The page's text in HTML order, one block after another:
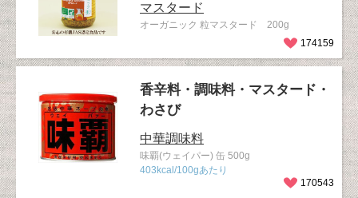
マスタード
オーガニック 粒マスタード 200g
174159
香辛料・調味料・マスタード・
わさび
中華調味料
味覇(ウェイパー) 缶 500g
403kcal/100gあたり
170543